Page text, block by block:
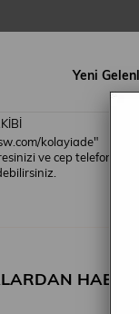
Yeni
kolayiade"
ve cep telefonu